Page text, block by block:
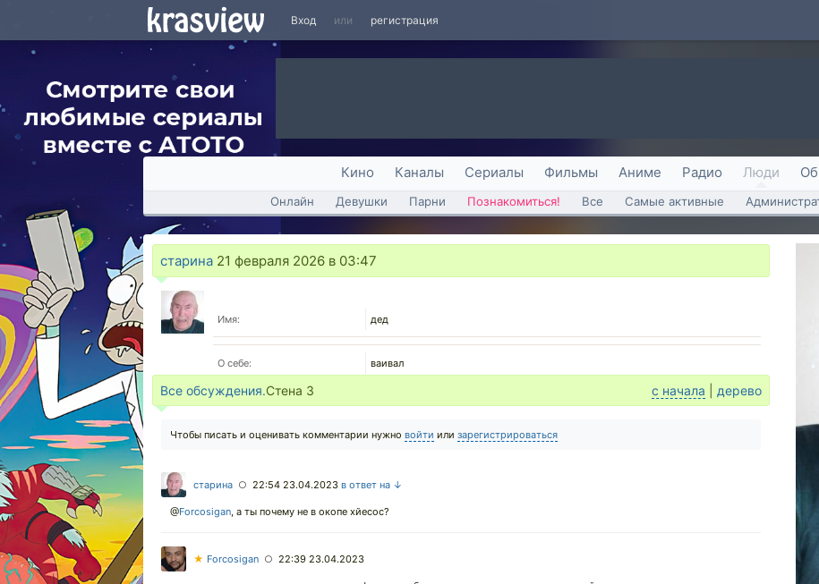
Вход или регистрация
Кино Каналы Сериалы Фильмы Аниме Радио Люди
Онлайн Девушки Парни Познакомиться! Все Самые активные
старина 21 февраля 2026 в 03:47
Имя: дед
О себе: ваивал
Все обсуждения.Стена 3 с начала дерево
Чтобы писать и оценивать комментарии нужно войти или зарегистрироваться
старина ○ 22:54 23.04.2023 в ответ на ↓
@Forcosigan, а ты почему не в окопе хйесос?
★ Forcosigan ○ 22:39 23.04.2023